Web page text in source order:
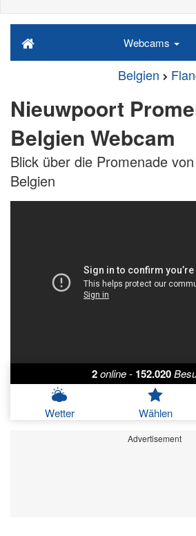
Webcams
Belgien
Nieuwpoort
Belgien Webcam
Blick über die Promenade
Belgien
2online- 152.020
Wetter Wählen
Advertisement